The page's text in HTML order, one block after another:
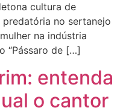
cultura de
no sertanejo
na indústria
“Pássaro de […]
entenda
o cantor